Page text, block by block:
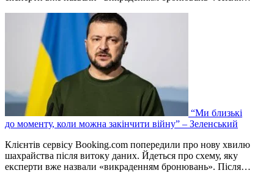
“Ми близькі
до моменту, коли можна закінчити війну” – Зеленський
Клієнтів сервісу Booking.com попередили про нову хвилю
шахрайства після витоку даних. Йдеться про схему, яку
експерти вже назвали «викраденням бронювань». Після…